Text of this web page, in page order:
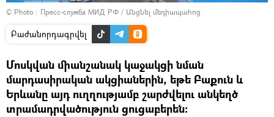
© Photo : Пресс-служба МИД РФ / Անցնել մեդիապահոց
Բաժանորդագրվել
Մոսկվան միանշանակ կաջակցի նման
մարդասիրական ակցիաներին, եթե Բաքուն և
Երևանը այդ ուղղությամբ շարժվելու անկեղծ
տրամադրվածություն ցուցաբերեն: